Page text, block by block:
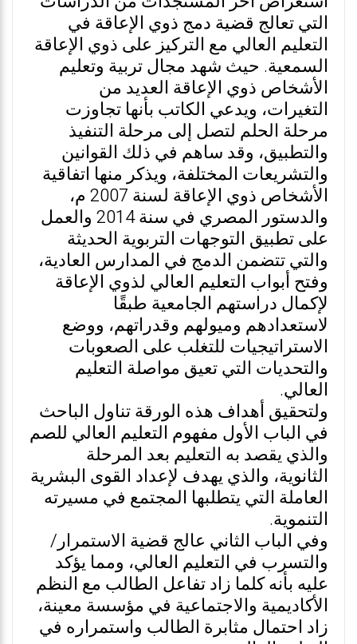
التي تعالج قضية دمج ذوي الإعاقة في
التعليم العالي مع التركيز على ذوي الإعاقة
السمعية. حيث شهد مجال تربية وتعليم
الأشخاص ذوي الإعاقة العديد من
التغيرات، ويدعي الكاتب بأنها تجاوزت
مرحلة الحلم لتصل إلى مرحلة التنفيذ
والتطبيق، وقد ساهم في ذلك القوانين
والتشريعات المختلفة، ويذكر منها اتفاقية
الأشخاص ذوي الإعاقة لسنة 2007 م،
والدستور المصري في سنة 2014 والعمل
على تطبيق التوجهات التربوية الحديثة
والتي تتضمن الدمج في المدارس العادية،
وفتح أبواب التعليم العالي لذوي الإعاقة
لإكمال دراستهم الجامعية طبقًا
لاستعدادهم وميولهم وقدراتهم، ووضع
الاستراتيجيات للتغلب على الصعوبات
والتحديات التي تعيق مواصلة التعليم
العالي.
ولتحقيق أهداف هذه الورقة تناول الباحث
في الباب الأول مفهوم التعليم العالي للصم
والذي يقصد به التعليم بعد المرحلة
الثانوية، والذي يهدف لإعداد القوى البشرية
العاملة التي يتطلبها المجتمع في مسيرته
التنموية.
وفي الباب الثاني عالج قضية الاستمرار/
والتسرب في التعليم العالي، ومما يؤكد
عليه بأنه كلما زاد تفاعل الطالب مع النظم
الأكاديمية والاجتماعية في مؤسسة معينة،
زاد احتمال مثابرة الطالب واستمراره في